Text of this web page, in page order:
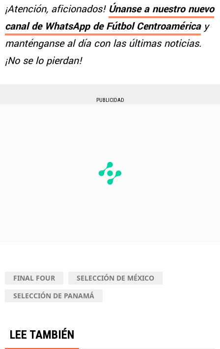
¡Atención, aficionados! Únanse a nuestro nuevo
canal de WhatsApp de Fútbol Centroaméricay
manténganse al día con las últimas noticias.
¡No se lo pierdan!
PUBLICIDAD
FINAL FOUR
SELECCIÓN DE MÉXICO
SELECCIÓN DE PANAMÁ
LEE TAMBIÉN